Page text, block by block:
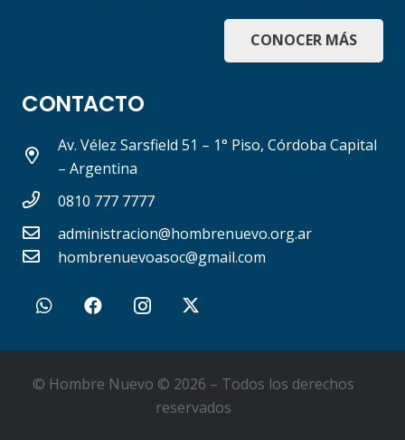
CONOCER MÁS
CONTACTO
Av. Vélez Sarsfield 51 – 1° Piso, Córdoba Capital
– Argentina
0810 777 7777
administracion@hombrenuevo.org.ar
hombrenuevoasoc@gmail.com
© Hombre Nuevo © 2026 – Todos los derechos
reservados